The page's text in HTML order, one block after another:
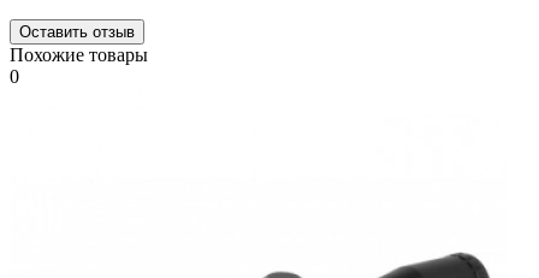
Оставить отзыв
Похожие товары
0